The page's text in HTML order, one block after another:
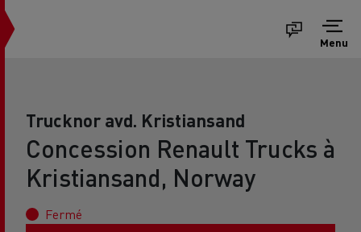
Menu
Trucknor avd. Kristiansand
Concession Renault Trucks à
Kristiansand, Norway
Fermé